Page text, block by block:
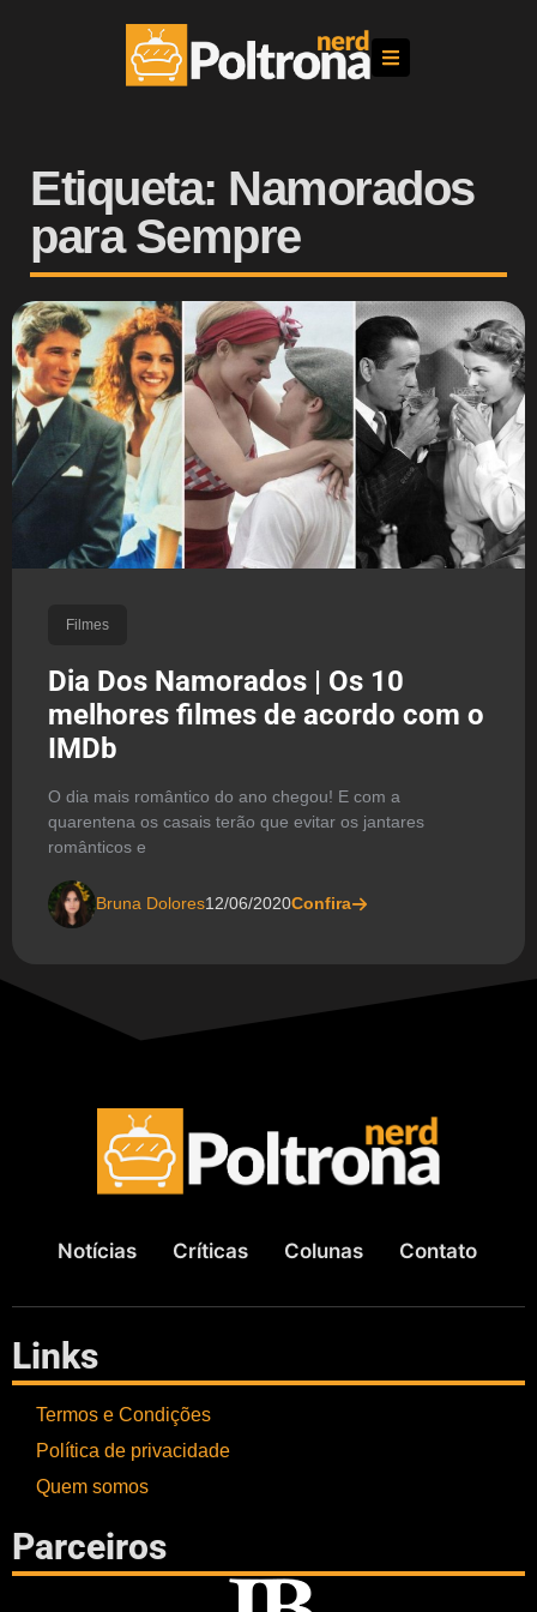
Etiqueta: Namorados
para Sempre
Filmes
Dia Dos Namorados | Os 10
melhores filmes de acordo com o
IMDb
O dia mais romântico do ano chegou! E com a
quarentena os casais terão que evitar os jantares
românticos e
Bruna Dolores12/06/2020Confira
Notícias Críticas Colunas Contato
Links
Termos e Condições
Política de privacidade
Quem somos
Parceiros